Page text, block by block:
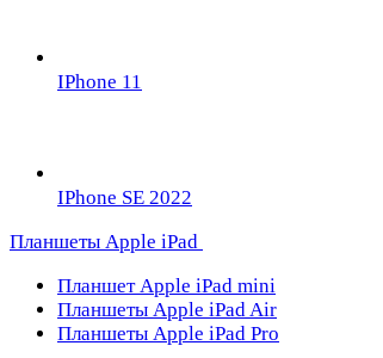
IPhone 11
IPhone SE 2022
Планшеты Apple iPad
Планшет Apple iPad mini
Планшеты Apple iPad Air
Планшеты Apple iPad Pro